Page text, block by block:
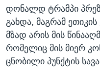
ᲒᲐᲚᲘᲚᲔᲝ
ᲓᲔᲖᲘᲜᲤᲝᲠᲛᲐᲪᲘᲐ
ენები
დონალდ ტრამპი
გახდა, მაგრამ
მზად არის მის
რომელიც მის მიერ
ცნობილი პუნქტის